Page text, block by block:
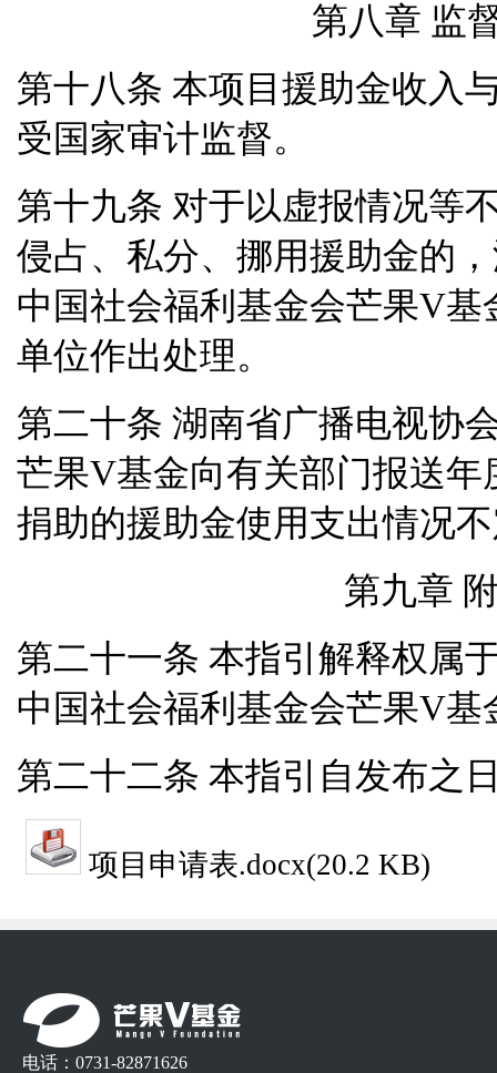
第八章 监
第十八条 本项目援助金收入
受国家审计监督。
第十九条 对于以虚报情况等
侵占、私分、挪用援助金的
中国社会福利基金会芒果V基
单位作出处理。
第二十条 湖南省广播电视协
芒果V基金向有关部门报送
捐助的援助金使用支出情况
第九章
第二十一条 本指引解释权属
中国社会福利基金会芒果V基
第二十二条 本指引自发布之
项目申请表.docx(20.2 KB)
电话：0731-82871626